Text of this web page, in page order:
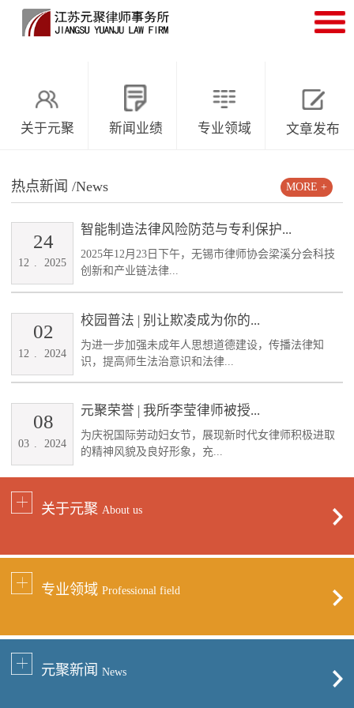
关于元聚 新闻业绩 专业领域 文章发布
热点新闻 /News
智能制造法律风险防范与专利保护...
2025年12月23日下午，无锡市律师协会梁溪分会科技
创新和产业链法律...
12 . 2025
24
校园普法 | 别让欺凌成为你的...
为进一步加强未成年人思想道德建设，传播法律知
识，提高师生法治意识和法律...
12 2024
02
元聚荣誉 | 我所李莹律师被授...
为庆祝国际劳动妇女节，展现新时代女律师积极进取
的精神风貌及良好形象，充...
03 2024
08
MORE +
关于元聚 About us
专业领域 Professional field
元聚新闻 News